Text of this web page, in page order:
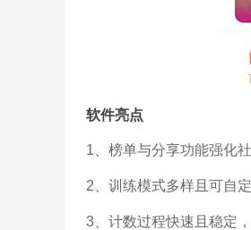
软件亮点
1、榜单与分享功能强化
2、训练模式多样且可自
3、计数过程快速且稳定